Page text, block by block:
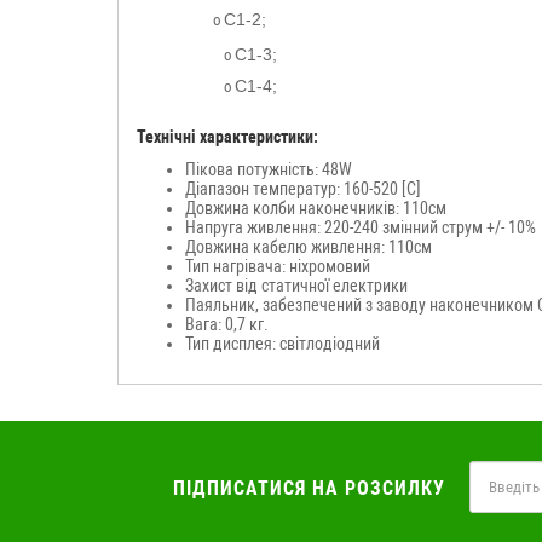
o C1-2;
o C1-3;
o C1-4;
Технічні характеристики:
Пікова потужність: 48W
Діапазон температур: 160-520 [C]
Довжина колби наконечників: 110см
Напруга живлення: 220-240 змінний струм +/- 10%
Довжина кабелю живлення: 110см
Тип нагрівача: ніхромовий
Захист від статичної електрики
Паяльник, забезпечений з заводу наконечником
Вага: 0,7 кг.
Тип дисплея: світлодіодний
ПІДПИСАТИСЯ НА РОЗСИЛКУ